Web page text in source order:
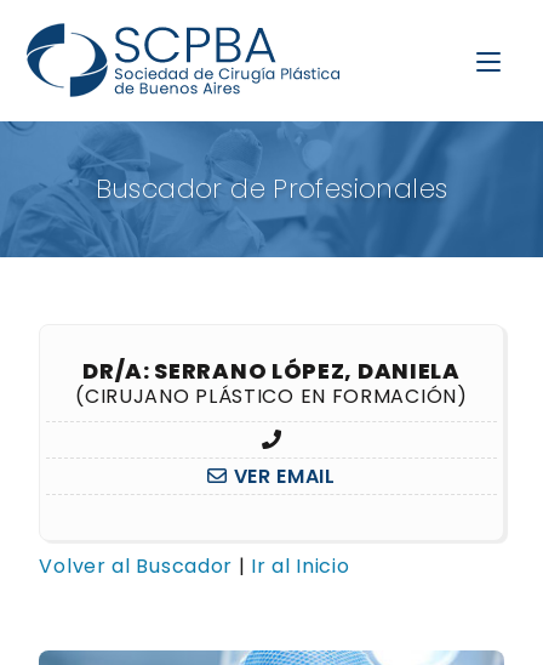
Buscador de Profesionales
DR/A: SERRANO LÓPEZ, DANIELA
(CIRUJANO PLÁSTICO EN FORMACIÓN)
VER EMAIL
Volver al Buscador | Ir al Inicio